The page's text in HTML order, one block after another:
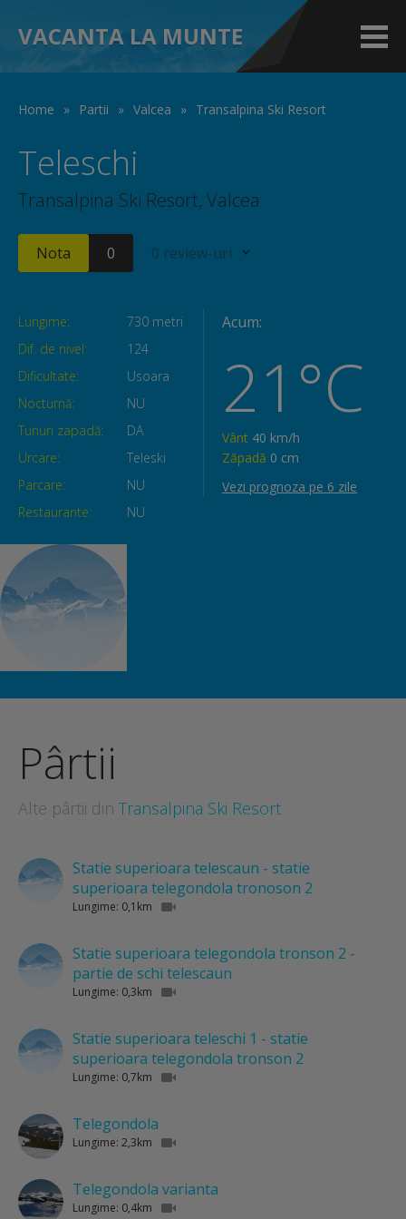
VACANTA LA MUNTE
Home » Partii » Valcea » Transalpina Ski Resort
Teleschi
Transalpina Ski Resort, Valcea
Nota 0 0 review-uri
Lungime:
730 metri
Dif. de nivel:
124
Dificultate:
Usoara
Nocturnă:
NU
Tunuri zapadă:
DA
Urcare:
Teleski
Parcare:
NU
Restaurante:
NU
Acum:
21°C
Vânt 40 km/h
Zăpadă 0 cm
Vezi prognoza pe 6 zile
Pârtii
Alte pârtii din Transalpina Ski Resort
Statie superioara telescaun - statie
superioara telegondola tronoson 2
Lungime: 0,1km
Statie superioara telegondola tronson 2 -
partie de schi telescaun
Lungime: 0,3km
Statie superioara teleschi 1 - statie
superioara telegondola tronson 2
Lungime: 0,7km
Telegondola
Lungime: 2,3km
Telegondola varianta
Lungime: 0,4km